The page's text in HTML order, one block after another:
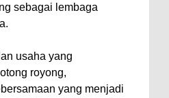
sebagai lembaga
usaha yang
royong,
yang menjadi